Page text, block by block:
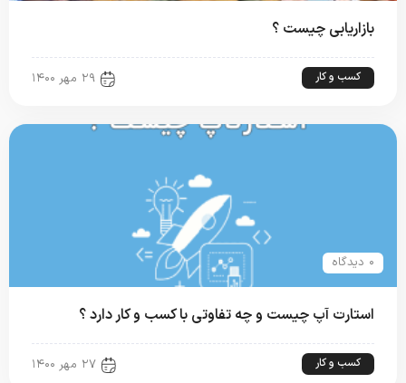
بازاریابی چیست ؟
کسب و کار ۲۹ مهر ۱۴۰۰
۰ دیدگاه
استارت آپ چیست و چه تفاوتی با کسب و کار دارد ؟
کسب و کار ۲۷ مهر ۱۴۰۰